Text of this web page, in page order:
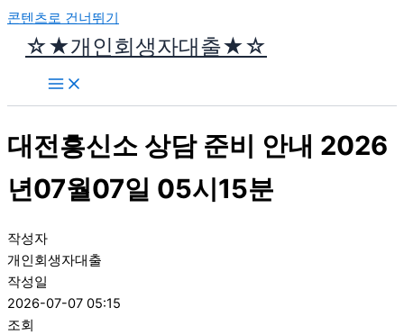
콘텐츠로 건너뛰기
☆★개인회생자대출★☆
대전흥신소 상담 준비 안내 2026
년07월07일 05시15분
작성자
개인회생자대출
작성일
2026-07-07 05:15
조회